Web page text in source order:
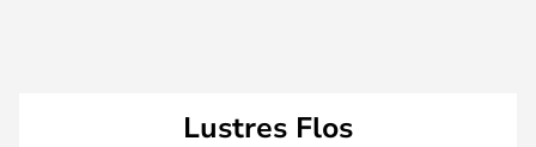
Lustres Flos